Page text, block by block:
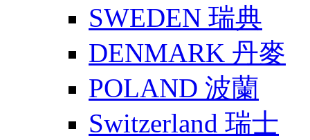
SWEDEN 瑞典
DENMARK 丹麥
POLAND 波蘭
Switzerland 瑞士